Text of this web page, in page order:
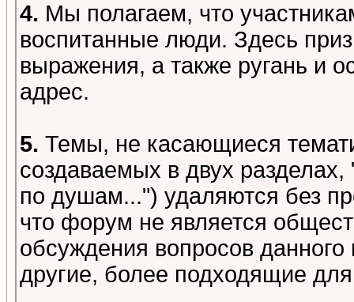
4. Мы полагаем, что
воспитанные люди. Здесь
выражения, а также ругань и
адрес.
5. Темы, не касающиеся
создаваемых в двух
по душам...") удаляются без
что форум не является
обсуждения вопросов данного
другие, более подходящие для